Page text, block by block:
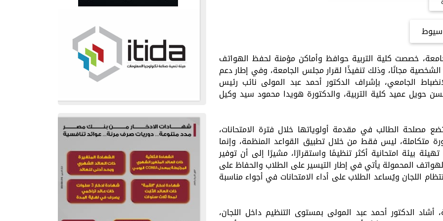
خصصت كلية التربية حوافظ وأماكن مؤمنة لحفظ الهواتف
مجانًا، وذلك تنفيذًا لقرار مجلس الجامعة، وفي إطار دعم
الجامعي، بإشراف الدكتور أحمد عبد المولى نائب رئيس
حويل عميد كلية التربية، والدكتورة هويدا محمود سيد وكيل
مصلحة الطالب في مقدمة أولوياتها خلال فترة الامتحانات،
متكاملة، ليس فقط من خلال تطبيق القواعد المنظمة، وإنما
بيئة امتحانية أكثر تنظيمًا واستقرارًا، مشيرًا إلى أن توفير
المحمولة يأتي في إطار التيسير على الطلاب والحفاظ على
اللجان ويُساعد الطلاب على أداء الامتحانات في أجواء مناسبة
أشاد الدكتور أحمد عبد المولى بمستوى التنظيم داخل اللجان،